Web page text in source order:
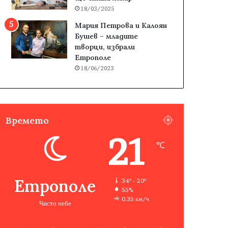
18/03/2025
Мария Петрова и Калоян
Бушев – младите
творци, избрали
Етрополе
18/06/2023
Времето
Етрополе
Чисто небе
21 ℃
34º - 20º
55%
0.35 км/ч